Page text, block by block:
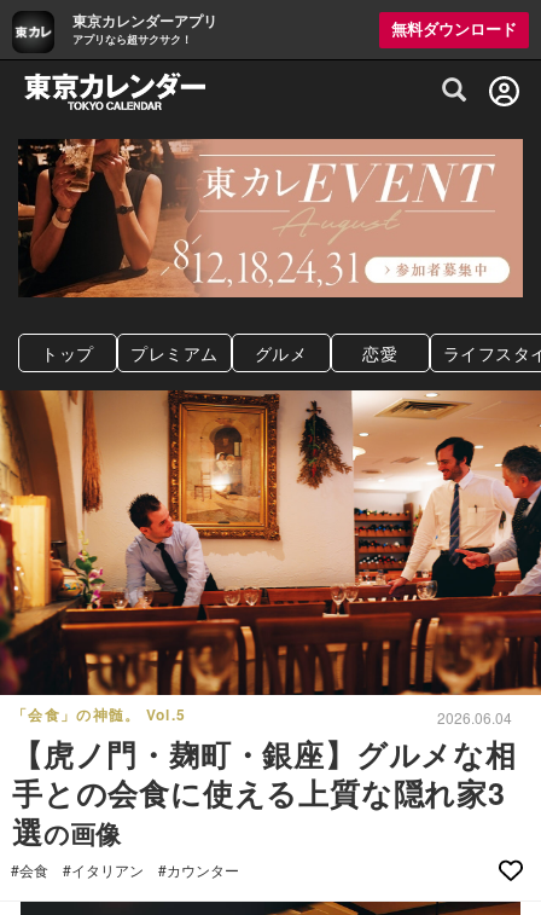
東京カレンダーアプリ
アプリなら超サクサク！
無料ダウンロード
グルメ情報・プレミアムレストラン予約
トップ プレミアム グルメ 恋愛 ライフスタ
「会食」の神髄。 Vol.5 2026.06.04
【虎ノ門・麹町・銀座】グルメな相
手との会食に使える上質な隠れ家3
選の画像
#会食 #イタリアン #カウンター